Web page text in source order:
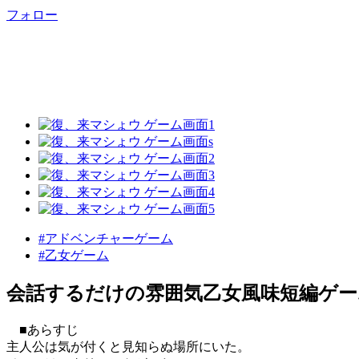
フォロー
#アドベンチャーゲーム
#乙女ゲーム
会話するだけの雰囲気乙女風味短編ゲ
■あらすじ
主人公は気が付くと見知らぬ場所にいた。